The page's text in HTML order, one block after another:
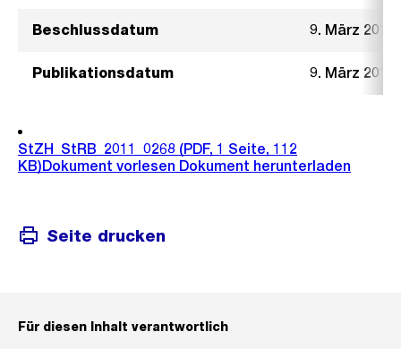
Beschlussdatum 9. März 2011
Publikationsdatum 9. März 2011
StZH_StRB_2011_0268 (PDF, 1 Seite, 112
KB)Dokument vorlesen Dokument herunterladen
Seite drucken
Für diesen Inhalt verantwortlich